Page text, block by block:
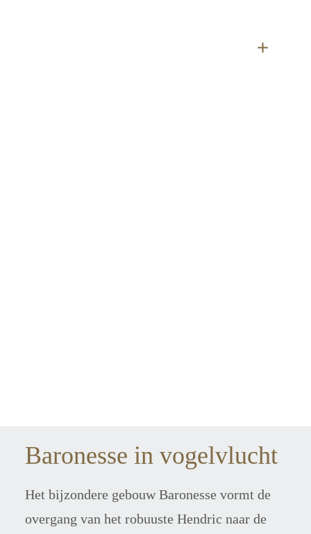
Baronesse in vogelvlucht
Het bijzondere gebouw Baronesse vormt de
overgang van het robuuste Hendric naar de